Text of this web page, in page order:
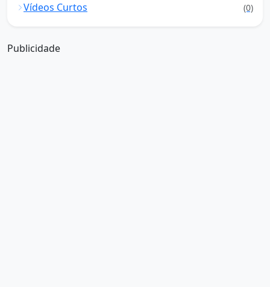
Vídeos Curtos (0)
Publicidade